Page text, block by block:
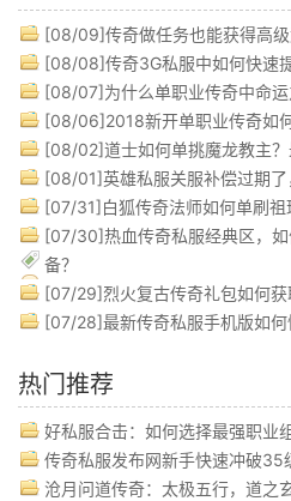
[08/09]传奇做任务也能获得高
[08/08]传奇3G私服中如何快速
[08/07]为什么单职业传奇中命
[08/06]2018新开单职业传奇如
[08/02]道士如何单挑魔龙教主
[08/01]英雄私服关服补偿过期了
[07/31]白狐传奇法师如何单刷
[07/30]热血传奇私服经典区，
备？
[07/29]烈火复古传奇礼包如何获
[07/28]最新传奇私服手机版如何
热门推荐
好私服合击：如何选择最强职业
传奇私服发布网新手快速冲破35
沧月问道传奇：太极五行，道之